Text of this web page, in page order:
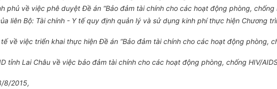
phủ về việc phê duyệt Đề án “Bảo đảm tài chính cho các hoạt động phòng, chống
liên Bộ: Tài chính - Y tế quy định quản lý và sử dụng kinh phí thực hiện Chương
về việc triển khai thực hiện Đề án “Bảo đảm tài chính cho các hoạt động phòng,
tỉnh Lai Châu về việc bảo đảm tài chính cho các hoạt động phòng, chống HIV/
8/2015,